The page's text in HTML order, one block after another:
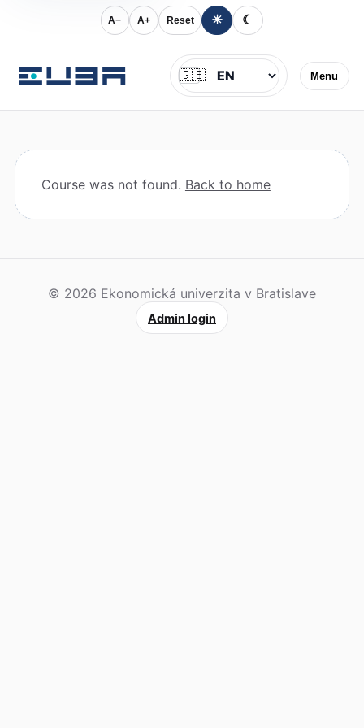
A− A+ Reset ☀ ☾
Menu
Jazyk
🇬🇧
Course was not found. Back to home
© 2026 Ekonomická univerzita v Bratislave
Admin login